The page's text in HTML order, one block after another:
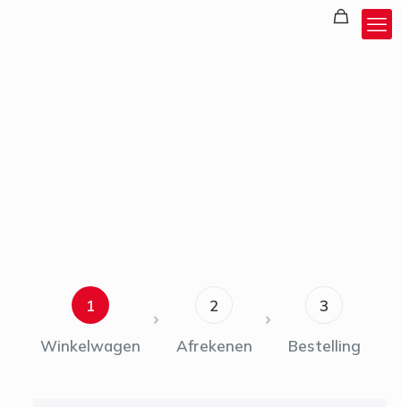
1
Winkelwagen
2
Afrekenen
3
Bestelling